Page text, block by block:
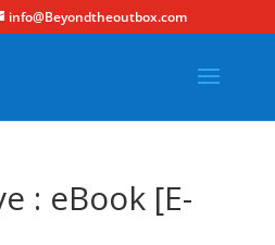
info@Beyondtheoutbox.com
: eBook [E-